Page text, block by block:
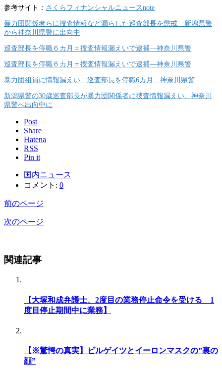
参考サイト： さくらフィナンシャルニュースnote
暴力団関係者らに捜査情報など漏らした巡査部長を懲戒 新潟県警
から神奈川県警に出向中
巡査部長を停職６カ月＝捜査情報漏えいで逮捕―神奈川県警
巡査部長を停職６カ月＝捜査情報漏えいで逮捕―神奈川県警
暴力団組員に情報漏えい 巡査部長を停職6カ月 神奈川県警
新潟県警の30歳巡査部長が暴力団関係者に捜査情報漏えい、神奈川
県警へ出向中に
Post
Share
Hatena
RSS
Pin it
国内ニュース
コメント: 0
前のページ
次のページ
関連記事
【大塚和成弁護士、2度目の業務停止命令を受ける 1
度目停止期間中に業務】
【※驚愕の真実】ビルゲイツとイーロンマスクの”裏の
顔”